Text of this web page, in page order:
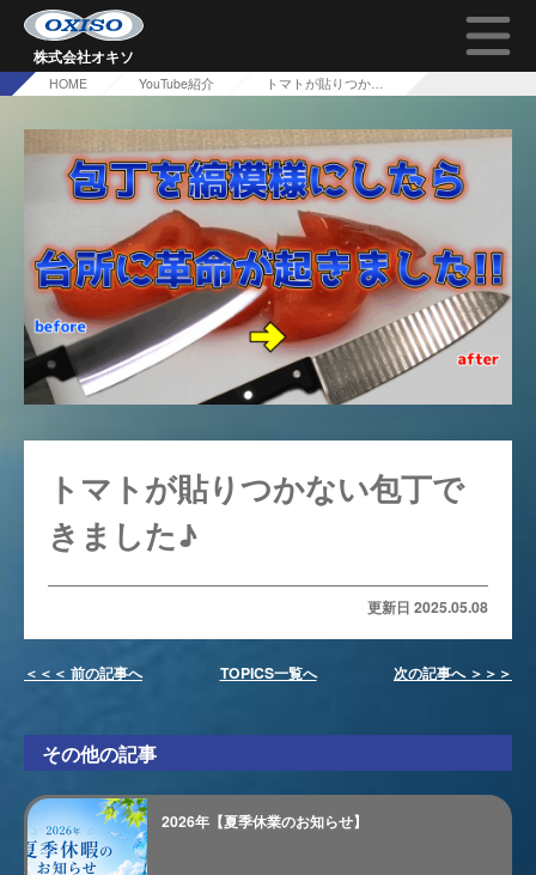
株式会社オキソ
TOP
オキソの技術について
会社概要
採用情報
HOME YouTube紹介 トマトが貼りつかない包丁できました♪
トマトが貼りつかない包丁で
きました♪
更新日 2025.05.08
＜＜＜ 前の記事へ TOPICS一覧へ 次の記事へ ＞＞＞
その他の記事
2026年【夏季休業のお知らせ】